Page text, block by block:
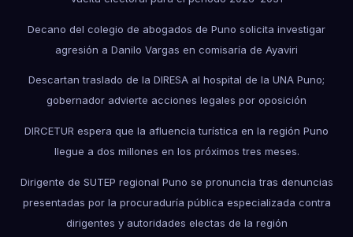
Decano del colegio de abogados de Puno solicita investigar
agresión a Danilo Vargas en comisaría de Ayaviri
Descartan traslado de la DIRESA al hospital de la UNA Puno;
gobernador advierte acciones legales por oposición
DIRCETUR espera que la afluencia turística en la región Puno
llegue a dos millones en los próximos tres meses.
Dirigente de SUTEP regional Puno se pronuncia tras denuncias
presentadas por la procuraduría pública especializada contra
dirigentes y autoridades electas de la región